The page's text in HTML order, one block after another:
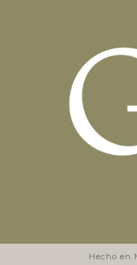
Hecho en